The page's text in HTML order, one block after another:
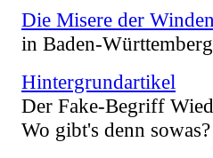
Die Misere der
in Baden-
Hintergrundartikel
Der Fake-Begriff
Wo gibt's denn